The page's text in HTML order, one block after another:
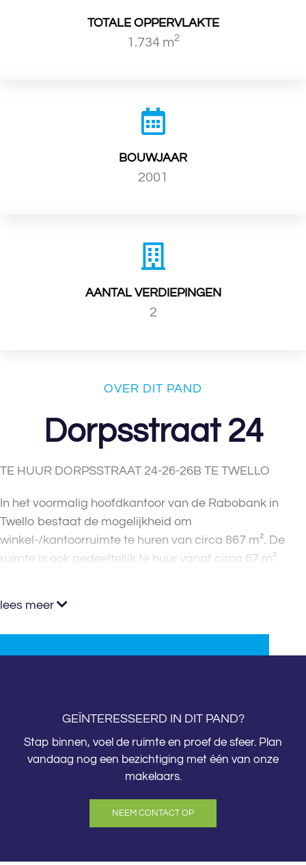
TOTALE OPPERVLAKTE
1.734 m2
BOUWJAAR
2001
AANTAL VERDIEPINGEN
2
OVER DIT PAND
Dorpsstraat 24
TE HUUR DORPSSTRAAT 24-26-26B TE TWELLO
In het voormalig hoofdkantoor van de Rabobank in
Twello bestaat de mogelijkheid om
winkel-/kantoorruimte te huren van circa 867 m². De
ruimte is ook gedeeltelijk te huur vanaf circa 67 m².
lees meer
GEÏNTERESSEERD IN DIT PAND?
Stap binnen, voel de ruimte en proef de sfeer. Plan
vandaag nog een bezichtiging met één van onze
makelaars.
NEEM CONTACT OP